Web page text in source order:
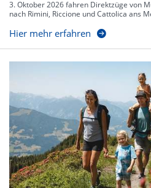
3. Oktober 2026 fahren Direktzüge von
nach Rimini, Riccione und Cattolica ans
Hier mehr erfahren